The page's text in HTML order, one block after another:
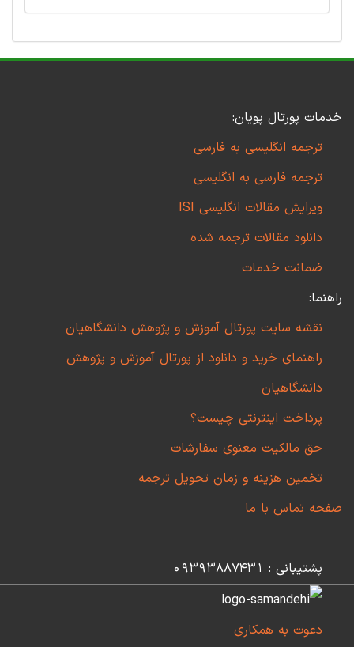
خدمات پورتال پویان:
ترجمه انگلیسی به فارسی
ترجمه فارسی به انگلیسی
ویرایش مقالات انگلیسی ISI
دانلود مقالات ترجمه شده
ضمانت خدمات
راهنما:
نقشه سایت پورتال آموزش و پژوهش دانشگاهیان
راهنمای خرید و دانلود از پورتال آموزش و پژوهش
دانشگاهیان
پرداخت اینترنتی چیست؟
حق مالکیت معنوی سفارشات
تخمین هزینه و زمان تحویل ترجمه
صفحه تماس با ما
پشتیبانی : 09393887431
دعوت به همکاری